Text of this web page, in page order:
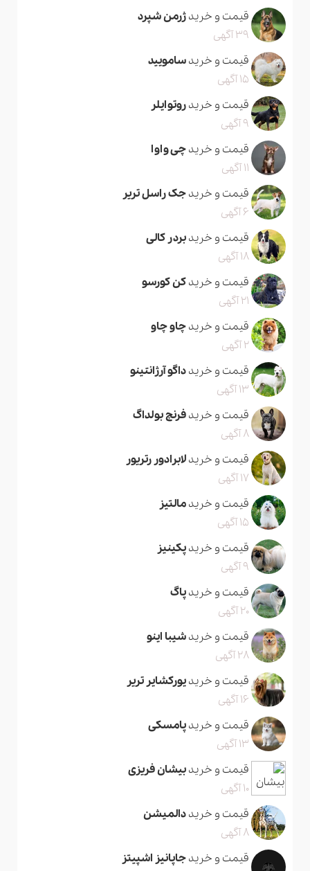
قیمت و خریدژرمن شپرد
39 آگهی
قیمت و خریدسامویید
15 آگهی
قیمت و خریدروتوایلر
9 آگهی
قیمت و خریدچی واوا
11 آگهی
قیمت و خریدجک راسل تریر
6 آگهی
قیمت و خریدبردر کالی
18 آگهی
قیمت و خریدکن کورسو
21 آگهی
قیمت و خریدچاو چاو
2 آگهی
قیمت و خریدداگو آرژانتینو
13 آگهی
قیمت و خریدفرنچ بولداگ
8 آگهی
قیمت و خریدلابرادور رتریور
17 آگهی
قیمت و خریدمالتیز
15 آگهی
قیمت و خریدپکینیز
9 آگهی
قیمت و خریدپاگ
20 آگهی
قیمت و خریدشیبا اینو
28 آگهی
قیمت و خریدیورکشایر تریر
16 آگهی
قیمت و خریدپامسکی
13 آگهی
قیمت و خریدبیشان فریزی
10 آگهی
قیمت و خریددالمیشن
8 آگهی
قیمت و خریدجاپانیز اشپیتز